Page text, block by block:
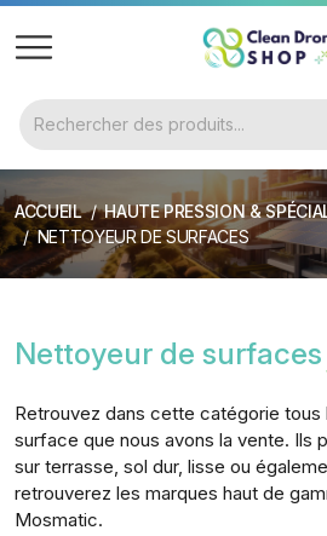
ACCUEIL
HAUTE PRESSION &
NETTOYEUR DE SURFACES
Nettoyeur de surfaces
Retrouvez dans cette catégorie
surface que nous avons la vente. Ils
sur terrasse, sol dur, lisse ou
retrouverez les marques haut de
Mosmatic.